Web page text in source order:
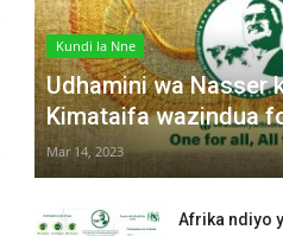
Kundi la Nne
Udhamini wa Nasser
Kimataifa wazindua
Mar 14, 2023
Afrika ndiyo